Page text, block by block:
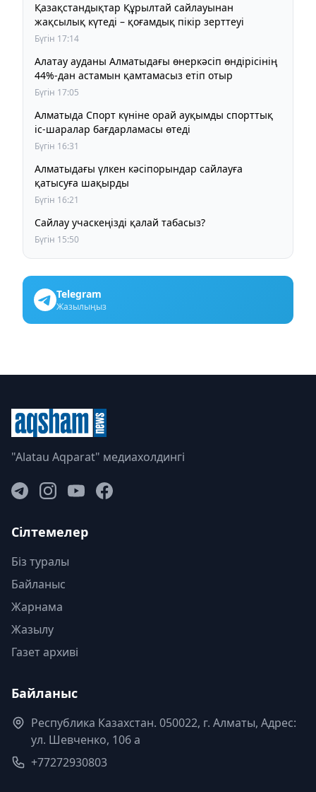
Қазақстандықтар Құрылтай сайлауынан
жақсылық күтеді – қоғамдық пікір зерттеуі
Бүгін 17:14
Алатау ауданы Алматыдағы өнеркәсіп өндірісінің
44%-дан астамын қамтамасыз етіп отыр
Бүгін 17:05
Алматыда Спорт күніне орай ауқымды спорттық
іс-шаралар бағдарламасы өтеді
Бүгін 16:31
Алматыдағы үлкен кәсіпорындар сайлауға
қатысуға шақырды
Бүгін 16:21
Сайлау учаскеңізді қалай табасыз?
Бүгін 15:50
Telegram
Жазылыңыз
"Alatau Aqparat" медиахолдингі
Сілтемелер
Біз туралы
Байланыс
Жарнама
Жазылу
Газет архиві
Байланыс
Республика Казахстан. 050022, г. Алматы, Адрес:
ул. Шевченко, 106 а
+77272930803